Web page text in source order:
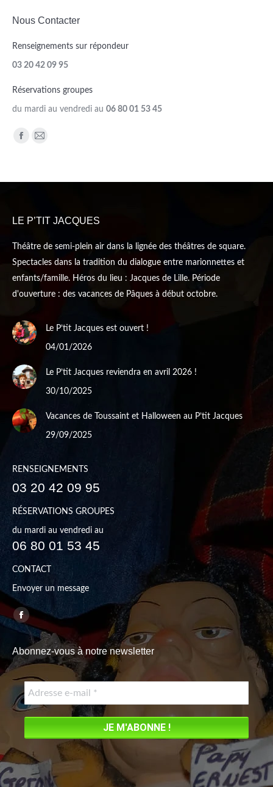
Nous Contacter
Renseignements sur répondeur
03 20 42 09 95
Réservations groupes
du mardi au vendredi au 06 80 01 53 45
Trouvez nous sur :
windowwindow
LE P’TIT JACQUES
Théâtre de semi-plein air dans la lignée des théâtres de square.
Spectacles dans la tradition du dialogue entre marionnettes et
enfants/famille. Héros du lieu : Jacques de Lille. Période
d'ouverture : des vacances de Pâques à début octobre.
Le P’tit Jacques est ouvert !
04/01/2026
Le P’tit Jacques reviendra en avril 2026 !
30/10/2025
Vacances de Toussaint et Halloween au P’tit Jacques
29/09/2025
RENSEIGNEMENTS
03 20 42 09 95
RÉSERVATIONS GROUPES
du mardi au vendredi au
06 80 01 53 45
CONTACT
Envoyer un message
Trouvez nous sur :
Facebook
page
opens
in
new
window
Abonnez-vous à notre newsletter